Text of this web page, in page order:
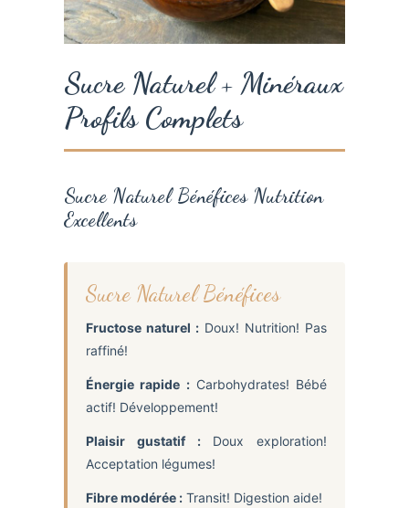
Sucre Naturel + Minéraux
Profils Complets
Sucre Naturel Bénéfices Nutrition
Excellents
Sucre Naturel Bénéfices
Fructose naturel : Doux! Nutrition! Pas
raffiné!
Énergie rapide :Carbohydrates! Bébé
actif! Développement!
Plaisir gustatif :Doux exploration!
Acceptation légumes!
Fibre modérée : Transit! Digestion aide!